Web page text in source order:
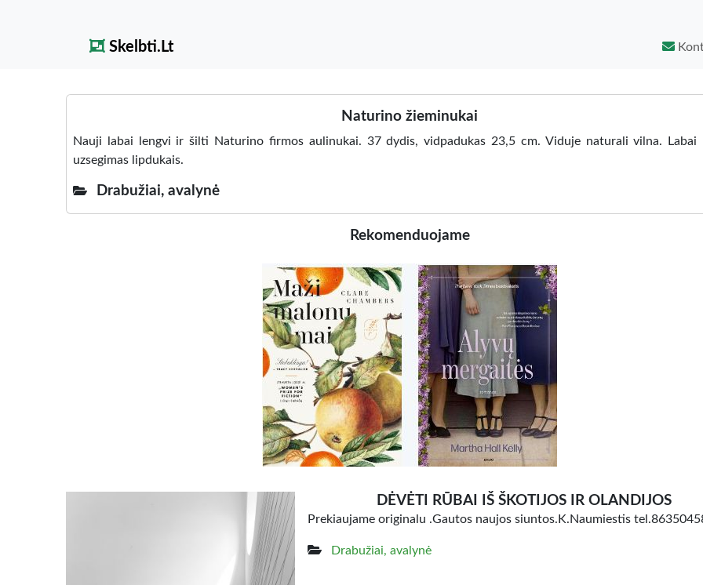
Skelbti.Lt
Naturino žieminukai
Nauji labai lengvi ir šilti Naturino firmos aulinukai. 37 dydis, vidpadukas 23,5 cm. Viduje naturali vilna. Labai
uzsegimas lipdukais.
Drabužiai, avalynė
Rekomenduojame
DĖVĖTI RŪBAI IŠ ŠKOTIJOS IR OLANDIJOS
Prekiaujame originalu .Gautos naujos siuntos.K.Naumiestis
Drabužiai, avalynė